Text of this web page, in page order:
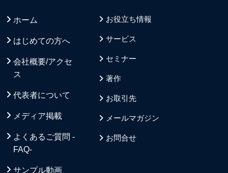
ホーム
はじめての方へ
会社概要/アクセ
ス
代表者について
メディア掲載
よくあるご質問 -
FAQ-
サンプル動画
お役立ち情報
サービス
セミナー
著作
お取引先
メールマガジン
お問合せ